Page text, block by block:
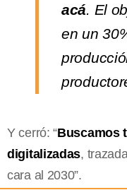
acá. El
en un
Y cerró: “Buscamos
digitalizadas,
cara al 2030”.